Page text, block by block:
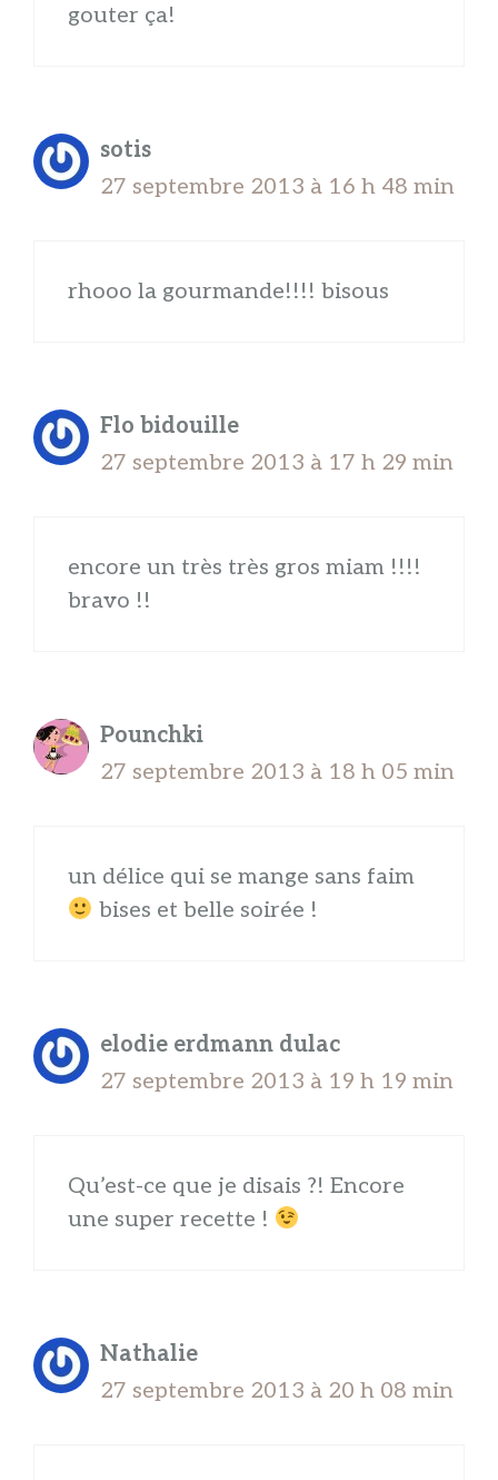
gouter ça!
sotis
27 septembre 2013 à 16 h 48 min
rhooo la gourmande!!!! bisous
Flo bidouille
27 septembre 2013 à 17 h 29 min
encore un très très gros miam !!!!
bravo !!
Pounchki
27 septembre 2013 à 18 h 05 min
un délice qui se mange sans faim
bises et belle soirée !
elodie erdmann dulac
27 septembre 2013 à 19 h 19 min
Qu’est-ce que je disais ?! Encore
une super recette !
Nathalie
27 septembre 2013 à 20 h 08 min